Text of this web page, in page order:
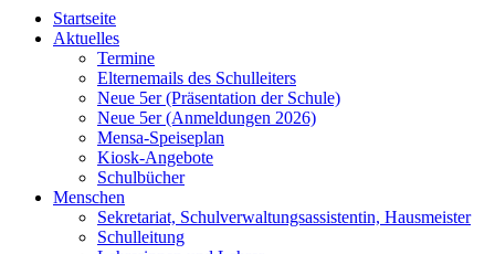
Startseite
Aktuelles
Termine
Elternemails des Schulleiters
Neue 5er (Präsentation der Schule)
Neue 5er (Anmeldungen 2026)
Mensa-Speiseplan
Kiosk-Angebote
Schulbücher
Menschen
Sekretariat, Schulverwaltungsassistentin, Hausmeister
Schulleitung